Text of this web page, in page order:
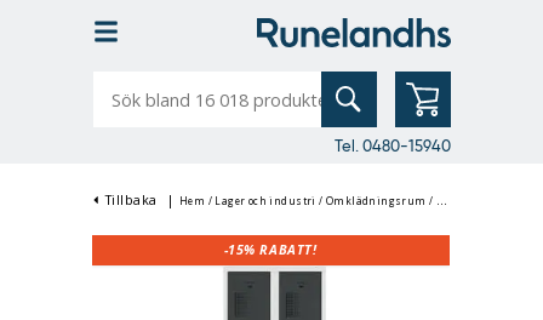
bland
Tel. 0480-15940
Tillbaka | Hem / Lager och industri / Omklädningsrum /
-15% RABATT!